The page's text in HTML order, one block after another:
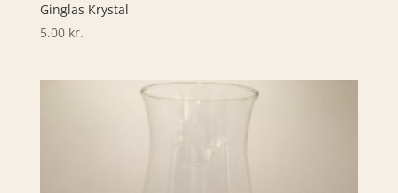
Ginglas Krystal
5.00 kr.